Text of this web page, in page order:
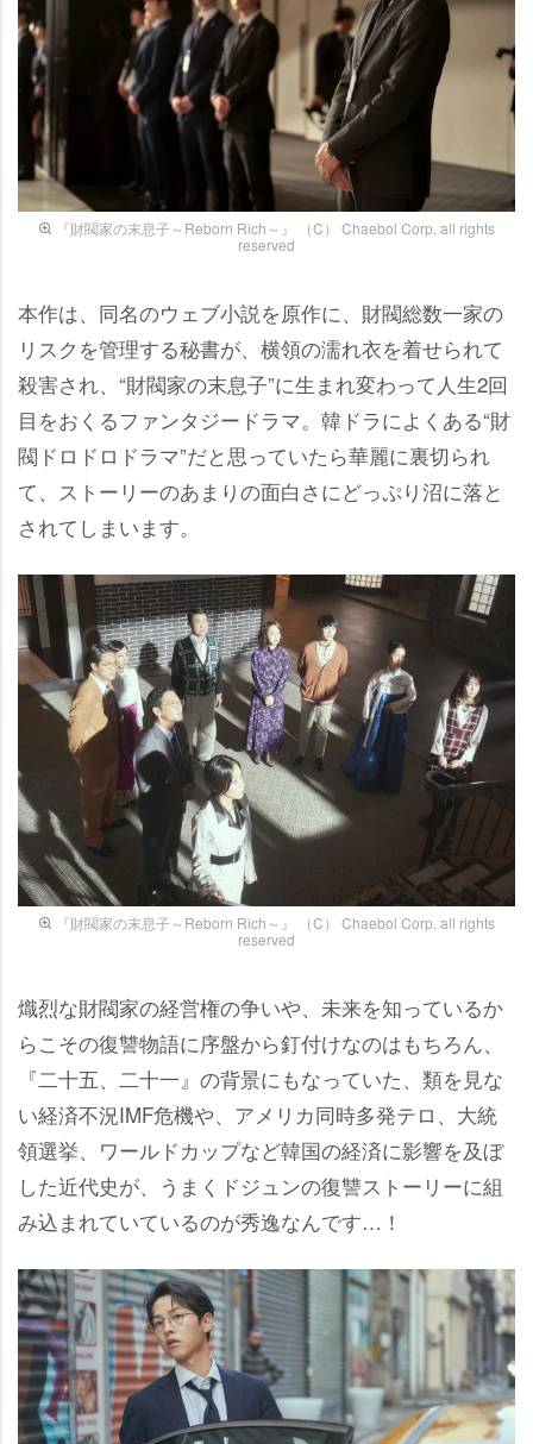
『財閥家の末息子～Reborn Rich～』 （C） Chaebol Corp. all rights
reserved
本作は、同名のウェブ小説を原作に、財閥総数一家の
リスクを管理する秘書が、横領の濡れ衣を着せられて
殺害され、“財閥家の末息子”に生まれ変わって人生2回
目をおくるファンタジードラマ。韓ドラによくある“財
閥ドロドロドラマ”だと思っていたら華麗に裏切られ
て、ストーリーのあまりの面白さにどっぷり沼に落と
されてしまいます。
『財閥家の末息子～Reborn Rich～』 （C） Chaebol Corp. all rights
reserved
熾烈な財閥家の経営権の争いや、未来を知っているか
らこその復讐物語に序盤から釘付けなのはもちろん、
『二十五、二十一』の背景にもなっていた、類を見な
い経済不況IMF危機や、アメリカ同時多発テロ、大統
領選挙、ワールドカップなど韓国の経済に影響を及ぼ
した近代史が、うまくドジュンの復讐ストーリーに組
み込まれていているのが秀逸なんです…！